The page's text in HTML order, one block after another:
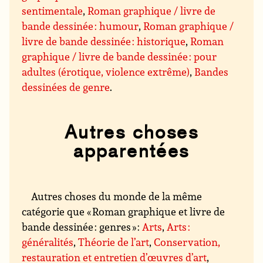
sentimentale,Roman graphique / livre de
bande dessinée : humour,Roman graphique /
livre de bande dessinée : historique,Roman
graphique / livre de bande dessinée : pour
adultes (érotique, violence extrême), Bandes
dessinées de genre.
Autres choses
apparentées
Autres choses du monde de la même
catégorie que « Roman graphique et livre de
bande dessinée : genres » :Arts,Arts :
généralités,Théorie de l’art,Conservation,
restauration et entretien d’œuvres d’art,